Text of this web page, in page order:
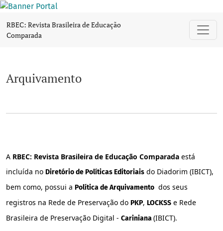
Arquivamento
RBEC: Revista Brasileira de Educação
Comparada
Arquivamento
A RBEC: Revista Brasileira de Educação Comparada está
incluída no Diretório de Políticas Editoriais do Diadorim (IBICT),
bem como, possui a Política de Arquivamento dos seus
registros na Rede de Preservação do PKP, LOCKSS e Rede
Brasileira de Preservação Digital - Cariniana(IBICT).